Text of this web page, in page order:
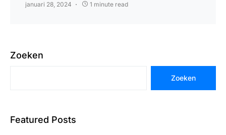
januari 28, 2024 1 minute read
Zoeken
Zoeken
Featured Posts